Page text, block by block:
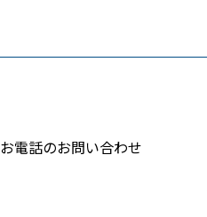
お電話のお問い合わせ